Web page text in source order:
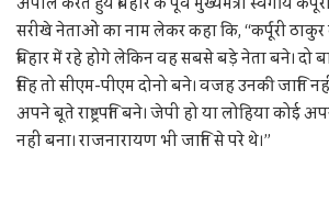
सरीखे नेताओं का नाम लेकर कहा कि, “कर्पूरी
बिहार में रहे होगे लेकिन वह सबसे बड़े नेता बने। दो
सिंह तो सीएम-पीएम दोनो बने। वजह उनकी जाति
अपने बूते राष्ट्रपति बने। जेपी हो या लोहिया कोई
नहीं बना। राजनारायण भी जाति से परे थे।”